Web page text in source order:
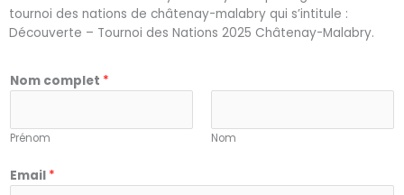
tournoi des nations de châtenay-malabry qui s’intitule :
Découverte – Tournoi des Nations 2025 Châtenay-Malabry.
d
e
N
o
m
b
Nom complet *
Prénom Nom
Email *